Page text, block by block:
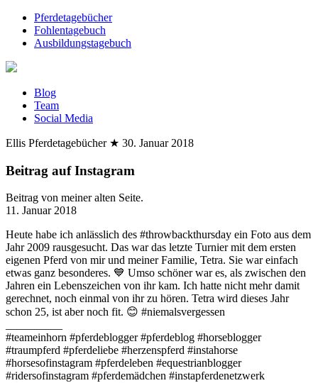
Pferdetagebücher
Fohlentagebuch
Ausbildungstagebuch
Blog
Team
Social Media
Ellis Pferdetagebücher ★ 30. Januar 2018
Beitrag auf Instagram
Beitrag von meiner alten Seite.
11. Januar 2018
Heute habe ich anlässlich des #throwbackthursday ein Foto aus dem
Jahr 2009 rausgesucht. Das war das letzte Turnier mit dem ersten
eigenen Pferd von mir und meiner Familie, Tetra. Sie war einfach
etwas ganz besonderes. 💙 Umso schöner war es, als zwischen den
Jahren ein Lebenszeichen von ihr kam. Ich hatte nicht mehr damit
gerechnet, noch einmal von ihr zu hören. Tetra wird dieses Jahr
schon 25, ist aber noch fit. 😊 #niemalsvergessen
#teameinhorn #pferdeblogger #pferdeblog #horseblogger
#traumpferd #pferdeliebe #herzenspferd #instahorse
#horsesofinstagram #pferdeleben #equestrianblogger
#ridersofinstagram #pferdemädchen #instapferdenetzwerk